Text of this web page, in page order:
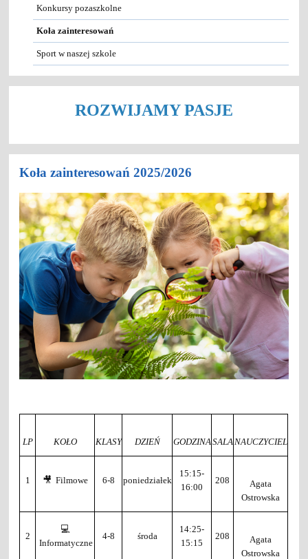
Konkursy pozaszkolne
Koła zainteresowań
Sport w naszej szkole
ROZWIJAMY PASJE
Koła zainteresowań 2025/2026
LP KOŁO KLASY DZIEŃ GODZINA SALA NAUCZYCIEL
1 🎥 Filmowe 6-8 poniedziałek
15:15-
16:00
208
Agata
Ostrowska
2
💻
Informatyczne
4-8 środa
14:25-
15:15
208
Agata
Ostrowska